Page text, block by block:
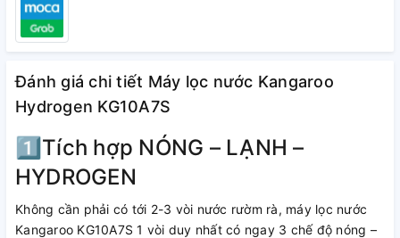
Đánh giá chi tiết Máy lọc nước Kangaroo
Hydrogen KG10A7S
1️⃣Tích hợp NÓNG – LẠNH –
HYDROGEN
Không cần phải có tới 2-3 vòi nước rườm rà, máy lọc nước
Kangaroo KG10A7S 1 vòi duy nhất có ngay 3 chế độ nóng –